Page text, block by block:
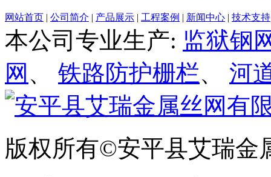
网站首页 | 公司简介 | 产品展示 | 工程案例 | 新闻中心 | 技术支持
本公司专业生产: 监狱钢
网 、 铁路防护栅栏、 河
版权所有©安平县艾瑞金